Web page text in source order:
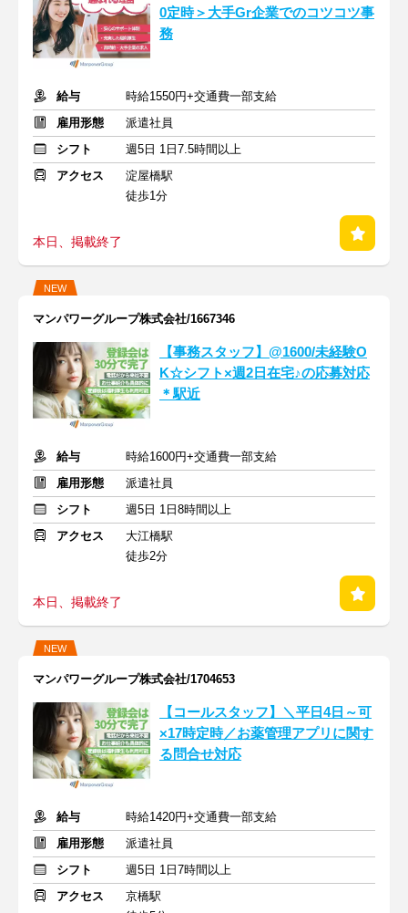
0定時＞大手Gr企業でのコツコツ事
務
給与
時給1550円+交通費一部支給
雇用形態
派遣社員
シフト
週5日 1日7.5時間以上
アクセス
淀屋橋駅
徒歩1分
本日、掲載終了
NEW
マンパワーグループ株式会社/1667346
【事務スタッフ】@1600/未経験O
K☆シフト×週2日在宅♪の応募対応
＊駅近
給与
時給1600円+交通費一部支給
雇用形態
派遣社員
シフト
週5日 1日8時間以上
アクセス
大江橋駅
徒歩2分
本日、掲載終了
NEW
マンパワーグループ株式会社/1704653
【コールスタッフ】＼平日4日～可
×17時定時／お薬管理アプリに関す
る問合せ対応
給与
時給1420円+交通費一部支給
雇用形態
派遣社員
シフト
週5日 1日7時間以上
アクセス
京橋駅